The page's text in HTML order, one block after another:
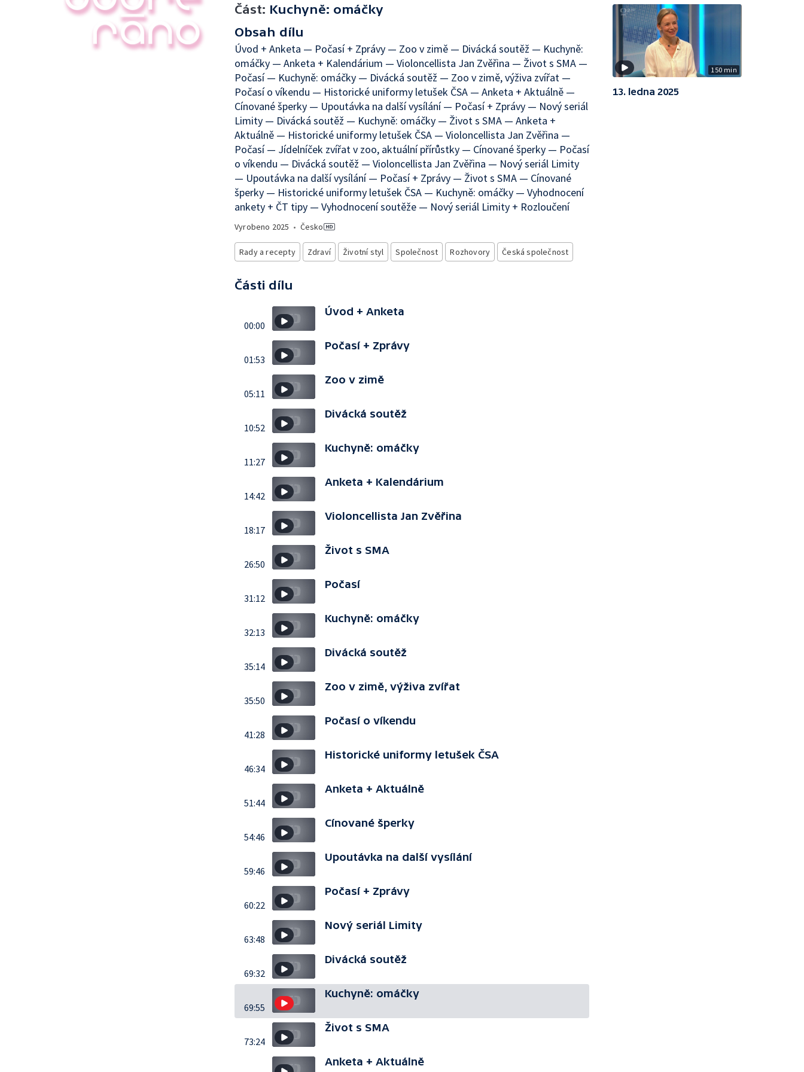
Část: Kuchyně: omáčky
Obsah dílu
Úvod + Anketa — Počasí + Zprávy — Zoo v zimě — Divácká soutěž — Kuchyně:
omáčky — Anketa + Kalendárium — Violoncellista Jan Zvěřina — Život s SMA —
Počasí — Kuchyně: omáčky — Divácká soutěž — Zoo v zimě, výživa zvířat —
Počasí o víkendu — Historické uniformy letušek ČSA — Anketa + Aktuálně —
Cínované šperky — Upoutávka na další vysílání — Počasí + Zprávy — Nový seriál
Limity — Divácká soutěž — Kuchyně: omáčky — Život s SMA — Anketa +
Aktuálně — Historické uniformy letušek ČSA — Violoncellista Jan Zvěřina —
Počasí — Jídelníček zvířat v zoo, aktuální přírůstky — Cínované šperky — Počasí
o víkendu — Divácká soutěž — Violoncellista Jan Zvěřina — Nový seriál Limity
— Upoutávka na další vysílání — Počasí + Zprávy — Život s SMA — Cínované
šperky — Historické uniformy letušek ČSA — Kuchyně: omáčky — Vyhodnocení
ankety + ČT tipy — Vyhodnocení soutěže — Nový seriál Limity + Rozloučení
Vyrobeno 2025 • Česko
Rady a recepty Zdraví Životní styl Společnost Rozhovory Česká společnost
Části dílu
00:00
Úvod + Anketa
01:53
Počasí + Zprávy
05:11
Zoo v zimě
10:52
Divácká soutěž
11:27
Kuchyně: omáčky
14:42
Anketa + Kalendárium
18:17
Violoncellista Jan Zvěřina
26:50
Život s SMA
31:12
Počasí
32:13
Kuchyně: omáčky
35:14
Divácká soutěž
35:50
Zoo v zimě, výživa zvířat
41:28
Počasí o víkendu
46:34
Historické uniformy letušek ČSA
51:44
Anketa + Aktuálně
54:46
Cínované šperky
59:46
Upoutávka na další vysílání
60:22
Počasí + Zprávy
63:48
Nový seriál Limity
69:32
Divácká soutěž
69:55
Kuchyně: omáčky
73:24
Život s SMA
Anketa + Aktuálně
150 min
13. ledna 2025